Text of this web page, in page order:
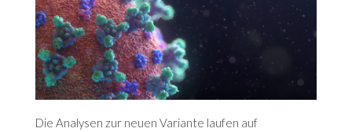
Die Analysen zur neuen Variante laufen auf